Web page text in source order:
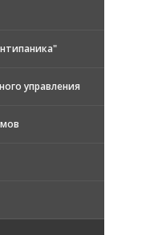
управления